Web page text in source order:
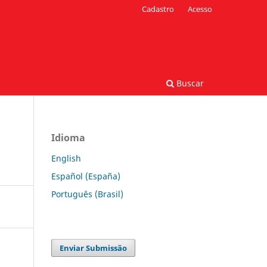
Buscar
Cadastro Acesso
Idioma
English
Español (España)
Português (Brasil)
Enviar Submissão